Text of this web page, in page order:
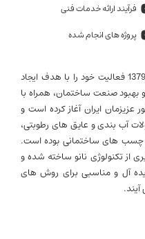
فرآیند ارائه خدمات فنی
پروژه های انجام شده
گروه تخصصی و مهندسی NSG از سال 1379 فعالیت خود را با هدف ایجاد
بهبود صنعت ساختمان، همراه با
ایران آغاز کرده است و
آب بندی و عایق های رطوبتی،
چسب های ساختمانی بوده است.
از تکنولوژی نانو ساخته شده و
آل و مناسبی برای روش های